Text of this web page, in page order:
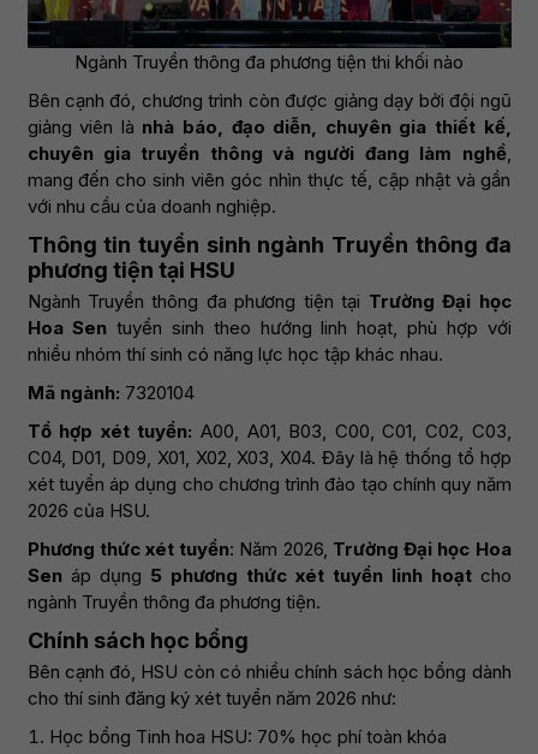
Ngành Truyền thông đa phương tiện thi khối nào
Bên cạnh đó, chương trình còn được giảng dạy bởi đội ngũ
giảng viên là nhà báo, đạo diễn, chuyên gia thiết kế,
chuyên gia truyền thông và người đang làm nghề,
mang đến cho sinh viên góc nhìn thực tế, cập nhật và gần
với nhu cầu của doanh nghiệp.
Thông tin tuyển sinh ngành Truyền thông đa
phương tiện tại HSU
Ngành Truyền thông đa phương tiện tại Trường Đại học
Hoa Sen tuyển sinh theo hướng linh hoạt, phù hợp với
nhiều nhóm thí sinh có năng lực học tập khác nhau.
Mã ngành: 7320104
Tổ hợp xét tuyển: A00, A01, B03, C00, C01, C02, C03,
C04, D01, D09, X01, X02, X03, X04. Đây là hệ thống tổ hợp
xét tuyển áp dụng cho chương trình đào tạo chính quy năm
2026 của HSU.
Phương thức xét tuyển: Năm 2026, Trường Đại học Hoa
Senáp dụng 5 phương thức xét tuyển linh hoạtcho
ngành Truyền thông đa phương tiện.
Chính sách học bổng
Bên cạnh đó, HSU còn có nhiều chính sách học bổng dành
cho thí sinh đăng ký xét tuyển năm 2026 như:
Học bổng Tinh hoa HSU: 70% học phí toàn khóa